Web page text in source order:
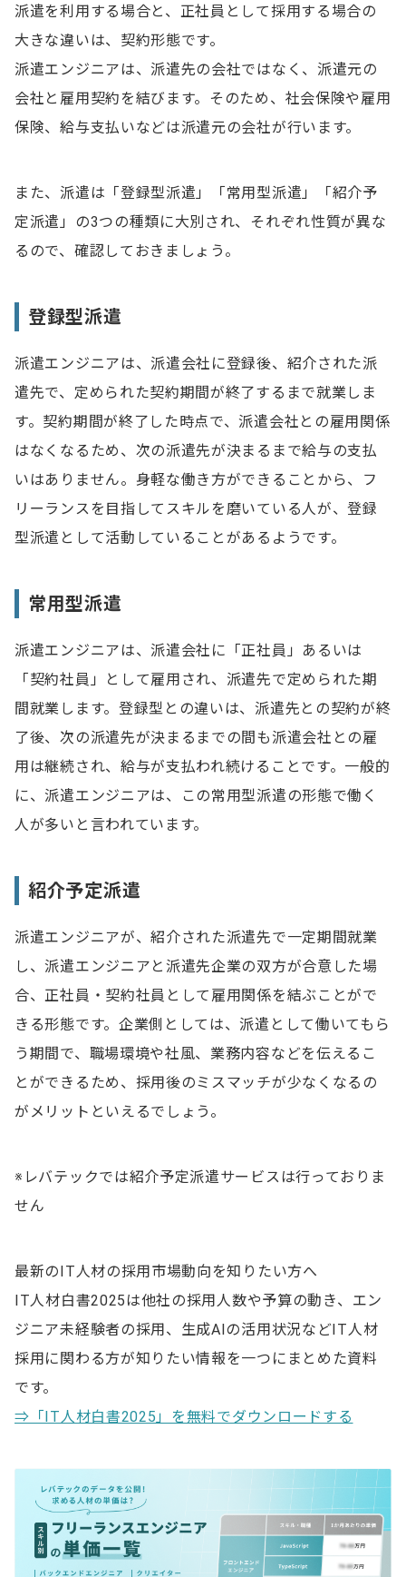
派遣を利用する場合と、正社員として採用する場合の
大きな違いは、契約形態です。
派遣エンジニアは、派遣先の会社ではなく、派遣元の
会社と雇用契約を結びます。そのため、社会保険や雇用
保険、給与支払いなどは派遣元の会社が行います。
また、派遣は「登録型派遣」「常用型派遣」「紹介予
定派遣」の3つの種類に大別され、それぞれ性質が異な
るので、確認しておきましょう。
登録型派遣
派遣エンジニアは、派遣会社に登録後、紹介された派
遣先で、定められた契約期間が終了するまで就業しま
す。契約期間が終了した時点で、派遣会社との雇用関係
はなくなるため、次の派遣先が決まるまで給与の支払
いはありません。身軽な働き方ができることから、フ
リーランスを目指してスキルを磨いている人が、登録
型派遣として活動していることがあるようです。
常用型派遣
派遣エンジニアは、派遣会社に「正社員」あるいは
「契約社員」として雇用され、派遣先で定められた期
間就業します。登録型との違いは、派遣先との契約が終
了後、次の派遣先が決まるまでの間も派遣会社との雇
用は継続され、給与が支払われ続けることです。一般的
に、派遣エンジニアは、この常用型派遣の形態で働く
人が多いと言われています。
紹介予定派遣
派遣エンジニアが、紹介された派遣先で一定期間就業
し、派遣エンジニアと派遣先企業の双方が合意した場
合、正社員・契約社員として雇用関係を結ぶことがで
きる形態です。企業側としては、派遣として働いてもら
う期間で、職場環境や社風、業務内容などを伝えるこ
とができるため、採用後のミスマッチが少なくなるの
がメリットといえるでしょう。
※レバテックでは紹介予定派遣サービスは行っておりま
せん
最新のIT人材の採用市場動向を知りたい方へ
IT人材白書2025は他社の採用人数や予算の動き、エン
ジニア未経験者の採用、生成AIの活用状況などIT人材
採用に関わる方が知りたい情報を一つにまとめた資料
です。
⇒「IT人材白書2025」を無料でダウンロードする